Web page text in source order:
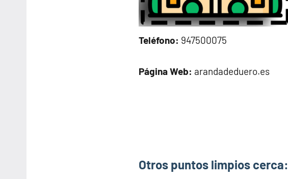
Teléfono: 947500075
Página Web: arandadeduero.es
Otros puntos limpios cerca: